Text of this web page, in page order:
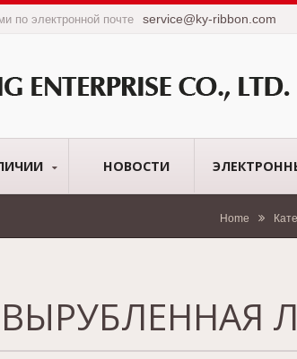
по электронной почте service@ky-ribbon.com
НОВОСТИ
Home
ВЫРУБЛЕННАЯ